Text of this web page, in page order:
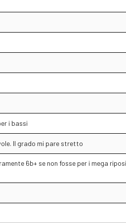
i bassi
Il grado mi pare stretto
6b+ se non fosse per i mega